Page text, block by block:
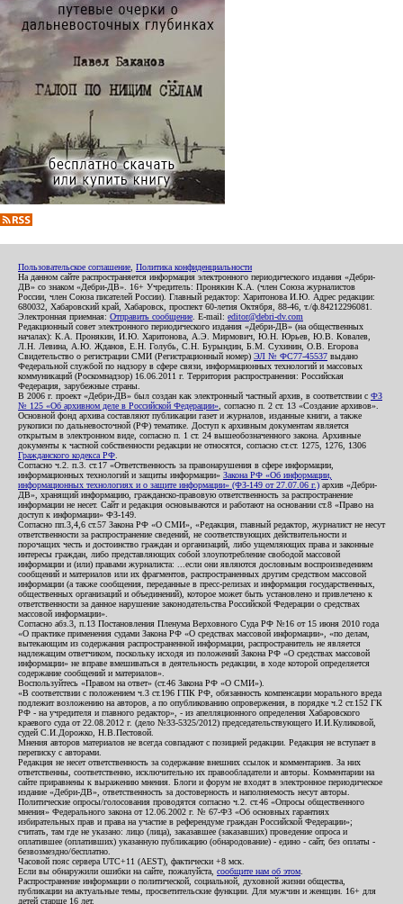
Пользовательское соглашение Политика конфиденциальности
На данном сайте распространяется информация электронного периодического издания «Дебри-
ДВ» со знаком «Дебри-ДВ». 16+ Учредитель: Пронякин К.А. (член Союза журналистов
России, член Союза писателей России). Главный редактор: Харитонова И.Ю. Адрес редакции:
680032, Хабаровский край, Хабаровск, проспект 60-летия Октября, 88-46, т./ф.84212296081.
Электронная приемная: Отправить сообщение . E-mail: editor@debri-dv.com
Редакционный совет электронного периодического издания «Дебри-ДВ» (на общественных
началах): К.А. Пронякин, И.Ю. Харитонова, А.Э. Мирмович, Ю.Н. Юрьев, Ю.В. Ковалев,
Л.Н. Левина, А.Ю. Жданов, Е.Н. Голубь, С.Н. Бурындин, Б.М. Сухинин, О.В. Егорова
Свидетельство о регистрации СМИ (Регистрационный номер) ЭЛ № ФС77-45537 выдано
Федеральной службой по надзору в сфере связи, информационных технологий и массовых
коммуникаций (Роскомнадзор) 16.06.2011 г. Территория распространения: Российская
Федерация, зарубежные страны.
В 2006 г. проект «Дебри-ДВ» был создан как электронный частный архив, в соответствии с ФЗ
№ 125 «Об архивном деле в Российской Федерации» , согласно п. 2 ст. 13 «Создание архивов».
Основной фонд архива составляют публикации газет и журналов, изданные книги, а также
рукописи по дальневосточной (РФ) тематике. Доступ к архивным документам является
открытым в электронном виде, согласно п. 1 ст. 24 вышеобозначенного закона. Архивные
документы к частной собственности редакции не относятся, согласно ст.ст. 1275, 1276, 1306
Гражданского кодекса РФ
Согласно ч.2. п.3. ст.17 «Ответственность за правонарушения в сфере информации,
информационных технологий и защиты информации» Закона РФ «Об информации,
информационных технологиях и о защите информации» (ФЗ-149 от 27.07.06 г.) архив «Дебри-
ДВ», хранящий информацию, гражданско-правовую ответственность за распространение
информации не несет. Сайт и редакция основываются и работают на основании ст.8 «Право на
доступ к информации» ФЗ-149.
Согласно пп.3,4,6 ст.57 Закона РФ «О СМИ», «Редакция, главный редактор, журналист не несут
ответственности за распространение сведений, не соответствующих действительности и
порочащих честь и достоинство граждан и организаций, либо ущемляющих права и законные
интересы граждан, либо представляющих собой злоупотребление свободой массовой
информации и (или) правами журналиста: ...если они являются дословным воспроизведением
сообщений и материалов или их фрагментов, распространенных другим средством массовой
информации (а также сообщения, переданные в пресс-релизах и информация государственных,
общественных организаций и объединений), которое может быть установлено и привлечено к
ответственности за данное нарушение законодательства Российской Федерации о средствах
массовой информации».
Согласно абз.3, п.13 Постановления Пленума Верховного Суда РФ №16 от 15 июня 2010 года
«О практике применения судами Закона РФ «О средствах массовой информации», «по делам,
вытекающим из содержания распространенной информации, распространитель не является
надлежащим ответчиком, поскольку исходя из положений Закона РФ «О средствах массовой
информации» не вправе вмешиваться в деятельность редакции, в ходе которой определяется
содержание сообщений и материалов».
Воспользуйтесь «Правом на ответ» (ст.46 Закона РФ «О СМИ»).
«В соответствии с положением ч.3 ст.196 ГПК РФ, обязанность компенсации морального вреда
подлежит возложению на авторов, а по опубликованию опровержения, в порядке ч.2 ст.152 ГК
РФ - на учредителя и главного редактор», - из апелляционного определения Хабаровского
краевого суда от 22.08.2012 г. (дело №33-5325/2012) председательствующего И.И.Куликовой,
судей С.И.Дорожко, Н.В.Пестовой.
Мнения авторов материалов не всегда совпадают с позицией редакции. Редакция не вступает в
переписку с авторами.
Редакция не несет ответственность за содержание внешних ссылок и комментариев. За них
ответственны, соответственно, исключительно их правообладатели и авторы. Комментарии на
сайте приравнены к выражению мнения. Блоги и форум не входят в электронное периодическое
издание «Дебри-ДВ», ответственность за достоверность и наполняемость несут авторы.
Политические опросы/голосования проводятся согласно ч.2. ст.46 «Опросы общественного
мнения» Федерального закона от 12.06.2002 г. № 67-ФЗ «Об основных гарантиях
избирательных прав и права на участие в референдуме граждан Российской Федерации»;
считать, там где не указано: лицо (лица), заказавшее (заказавших) проведение опроса и
оплатившее (оплативших) указанную публикацию (обнародование) - едино - сайт, без оплаты -
безвозмездно/бесплатно.
Часовой пояс сервера UTC+11 (AEST), фактически +8 мск.
Если вы обнаружили ошибки на сайте, пожалуйста, сообщите нам об этом
Распространение информации о политической, социальной, духовной жизни общества,
публикации на актуальные темы, просветительские функции. Для мужчин и женщин. 16+ для
детей старше 16 лет.